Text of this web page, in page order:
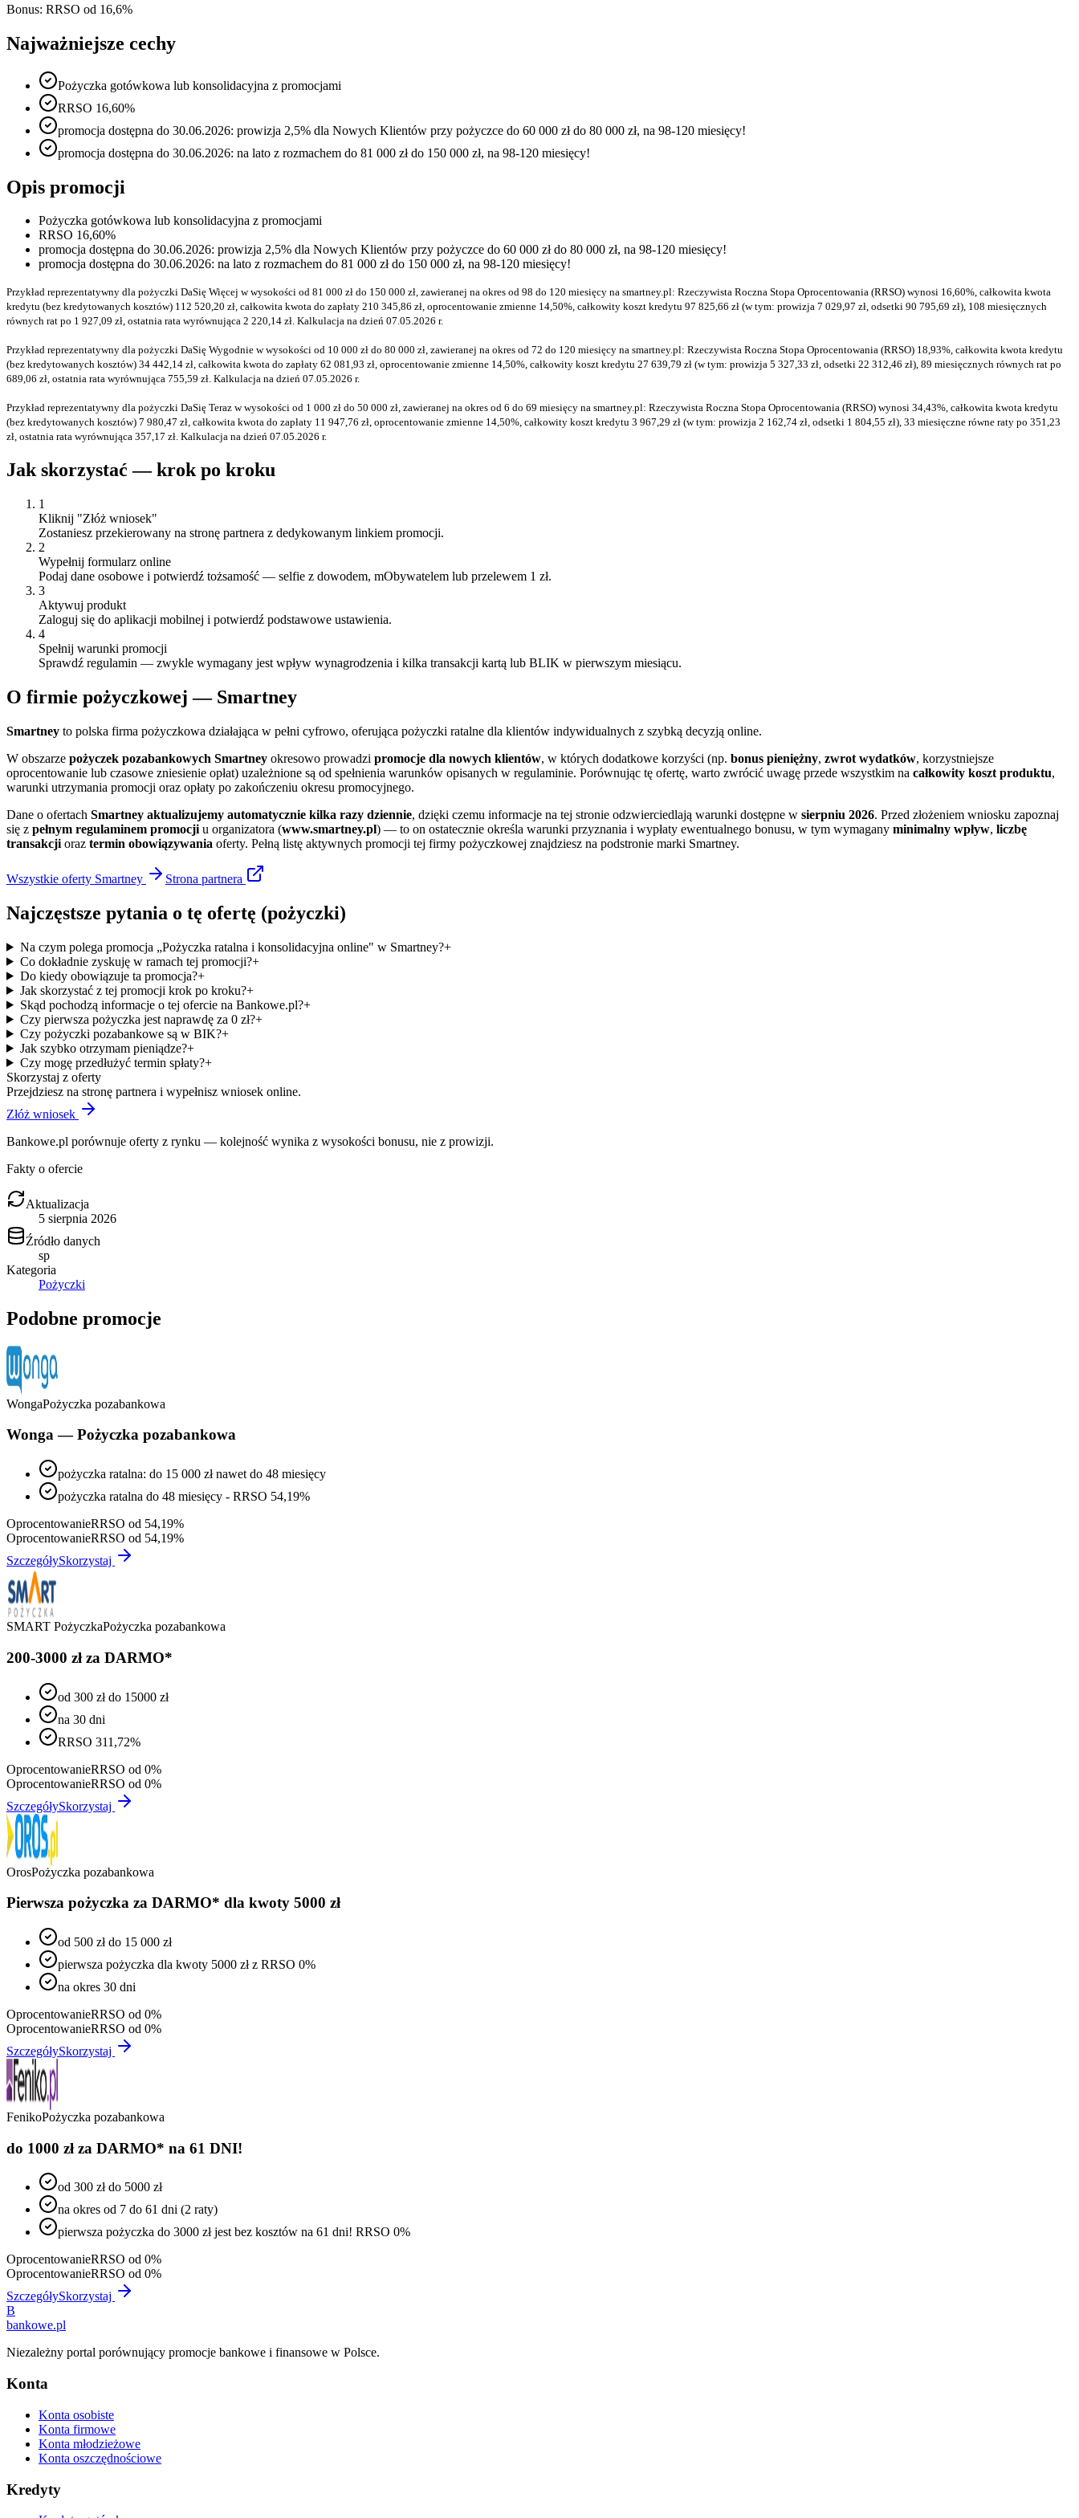
Bonus: RRSO od 16,6%
Najważniejsze cechy
Pożyczka gotówkowa lub konsolidacyjna z promocjami
RRSO 16,60%
promocja dostępna do 30.06.2026: prowizja 2,5% dla Nowych Klientów przy pożyczce do 60 000 zł do 80 000 zł, na 98-120 miesięcy!
promocja dostępna do 30.06.2026: na lato z rozmachem do 81 000 zł do 150 000 zł, na 98-120 miesięcy!
Opis promocji
Pożyczka gotówkowa lub konsolidacyjna z promocjami
RRSO 16,60%
promocja dostępna do 30.06.2026: prowizja 2,5% dla Nowych Klientów przy pożyczce do 60 000 zł do 80 000 zł, na 98-120 miesięcy!
promocja dostępna do 30.06.2026: na lato z rozmachem do 81 000 zł do 150 000 zł, na 98-120 miesięcy!
Przykład reprezentatywny dla pożyczki DaSię Więcej w wysokości od 81 000 zł do 150 000 zł, zawieranej na okres od 98 do 120 miesięcy na smartney.pl: Rzeczywista Roczna Stopa Oprocentowania (RRSO) wynosi 16,60%, całkowita kwota
kredytu (bez kredytowanych kosztów) 112 520,20 zł, całkowita kwota do zapłaty 210 345,86 zł, oprocentowanie zmienne 14,50%, całkowity koszt kredytu 97 825,66 zł (w tym: prowizja 7 029,97 zł, odsetki 90 795,69 zł), 108 miesięcznych
równych rat po 1 927,09 zł, ostatnia rata wyrównująca 2 220,14 zł. Kalkulacja na dzień 07.05.2026 r.
Przykład reprezentatywny dla pożyczki DaSię Wygodnie w wysokości od 10 000 zł do 80 000 zł, zawieranej na okres od 72 do 120 miesięcy na smartney.pl: Rzeczywista Roczna Stopa Oprocentowania (RRSO) 18,93%, całkowita kwota kredytu
(bez kredytowanych kosztów) 34 442,14 zł, całkowita kwota do zapłaty 62 081,93 zł, oprocentowanie zmienne 14,50%, całkowity koszt kredytu 27 639,79 zł (w tym: prowizja 5 327,33 zł, odsetki 22 312,46 zł), 89 miesięcznych równych rat po
689,06 zł, ostatnia rata wyrównująca 755,59 zł. Kalkulacja na dzień 07.05.2026 r.
Przykład reprezentatywny dla pożyczki DaSię Teraz w wysokości od 1 000 zł do 50 000 zł, zawieranej na okres od 6 do 69 miesięcy na smartney.pl: Rzeczywista Roczna Stopa Oprocentowania (RRSO) wynosi 34,43%, całkowita kwota kredytu
(bez kredytowanych kosztów) 7 980,47 zł, całkowita kwota do zapłaty 11 947,76 zł, oprocentowanie zmienne 14,50%, całkowity koszt kredytu 3 967,29 zł (w tym: prowizja 2 162,74 zł, odsetki 1 804,55 zł), 33 miesięczne równe raty po 351,23
zł, ostatnia rata wyrównująca 357,17 zł. Kalkulacja na dzień 07.05.2026 r.
Jak skorzystać — krok po kroku
1
Kliknij "Złóż wniosek"
Zostaniesz przekierowany na stronę partnera z dedykowanym linkiem promocji.
2
Wypełnij formularz online
Podaj dane osobowe i potwierdź tożsamość — selfie z dowodem, mObywatelem lub przelewem 1 zł.
3
Aktywuj produkt
Zaloguj się do aplikacji mobilnej i potwierdź podstawowe ustawienia.
4
Spełnij warunki promocji
Sprawdź regulamin — zwykle wymagany jest wpływ wynagrodzenia i kilka transakcji kartą lub BLIK w pierwszym miesiącu.
O firmie pożyczkowej — Smartney
Smartney to polska firma pożyczkowa działająca w pełni cyfrowo, oferująca pożyczki ratalne dla klientów indywidualnych z szybką decyzją online.
W obszarze pożyczek pozabankowych Smartney okresowo prowadzi promocje dla nowych klientów, w których dodatkowe korzyści (np. bonus pieniężny, zwrot wydatków, korzystniejsze
oprocentowanie lub czasowe zniesienie opłat) uzależnione są od spełnienia warunków opisanych w regulaminie. Porównując tę ofertę, warto zwrócić uwagę przede wszystkim na całkowity koszt produktu,
warunki utrzymania promocji oraz opłaty po zakończeniu okresu promocyjnego.
Dane o ofertach Smartney aktualizujemy automatycznie kilka razy dziennie, dzięki czemu informacje na tej stronie odzwierciedlają warunki dostępne w sierpniu 2026. Przed złożeniem wniosku zapoznaj
się z pełnym regulaminem promocji u organizatora (www.smartney.pl) — to on ostatecznie określa warunki przyznania i wypłaty ewentualnego bonusu, w tym wymagany minimalny wpływ, liczbę
transakcji oraz termin obowiązywania oferty. Pełną listę aktywnych promocji tej firmy pożyczkowej znajdziesz na podstronie marki Smartney.
Wszystkie oferty Smartney Strona partnera
Najczęstsze pytania o tę ofertę (pożyczki)
Na czym polega promocja „Pożyczka ratalna i konsolidacyjna online" w Smartney?+
Co dokładnie zyskuję w ramach tej promocji?+
Do kiedy obowiązuje ta promocja?+
Jak skorzystać z tej promocji krok po kroku?+
Skąd pochodzą informacje o tej ofercie na Bankowe.pl?+
Czy pierwsza pożyczka jest naprawdę za 0 zł?+
Czy pożyczki pozabankowe są w BIK?+
Jak szybko otrzymam pieniądze?+
Czy mogę przedłużyć termin spłaty?+
Skorzystaj z oferty
Przejdziesz na stronę partnera i wypełnisz wniosek online.
Złóż wniosek
Bankowe.pl porównuje oferty z rynku — kolejność wynika z wysokości bonusu, nie z prowizji.
Fakty o ofercie
Aktualizacja
5 sierpnia 2026
Źródło danych
sp
Kategoria
Pożyczki
Podobne promocje
WongaPożyczka pozabankowa
Wonga — Pożyczka pozabankowa
pożyczka ratalna: do 15 000 zł nawet do 48 miesięcy
pożyczka ratalna do 48 miesięcy - RRSO 54,19%
OprocentowanieRRSO od 54,19%
OprocentowanieRRSO od 54,19%
SzczegółySkorzystaj
SMART PożyczkaPożyczka pozabankowa
200-3000 zł za DARMO*
od 300 zł do 15000 zł
na 30 dni
RRSO 311,72%
OprocentowanieRRSO od 0%
OprocentowanieRRSO od 0%
SzczegółySkorzystaj
OrosPożyczka pozabankowa
Pierwsza pożyczka za DARMO* dla kwoty 5000 zł
od 500 zł do 15 000 zł
pierwsza pożyczka dla kwoty 5000 zł z RRSO 0%
na okres 30 dni
OprocentowanieRRSO od 0%
OprocentowanieRRSO od 0%
SzczegółySkorzystaj
FenikoPożyczka pozabankowa
do 1000 zł za DARMO* na 61 DNI!
od 300 zł do 5000 zł
na okres od 7 do 61 dni (2 raty)
pierwsza pożyczka do 3000 zł jest bez kosztów na 61 dni! RRSO 0%
OprocentowanieRRSO od 0%
OprocentowanieRRSO od 0%
SzczegółySkorzystaj
B
bankowe.pl
Niezależny portal porównujący promocje bankowe i finansowe w Polsce.
Konta
Konta osobiste
Konta firmowe
Konta młodzieżowe
Konta oszczędnościowe
Kredyty